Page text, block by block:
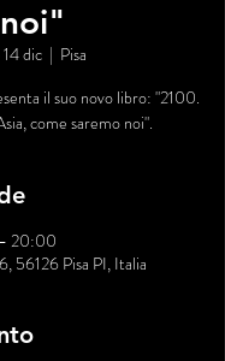
noi"
14 dic
  |
Pisa
il suo novo libro: "2100.
come saremo noi".
20:00
56126 Pisa PI, Italia